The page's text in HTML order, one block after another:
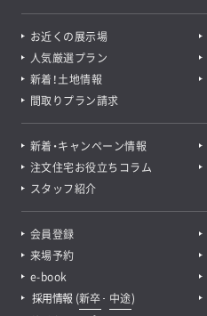
お近くの展示場
人気厳選プラン
新着！土地情報
間取りプラン請求
新着・キャンペーン情報
注文住宅お役立ちコラム
スタッフ紹介
会員登録
来場予約
e-book
採用情報 (新卒･ 中途)